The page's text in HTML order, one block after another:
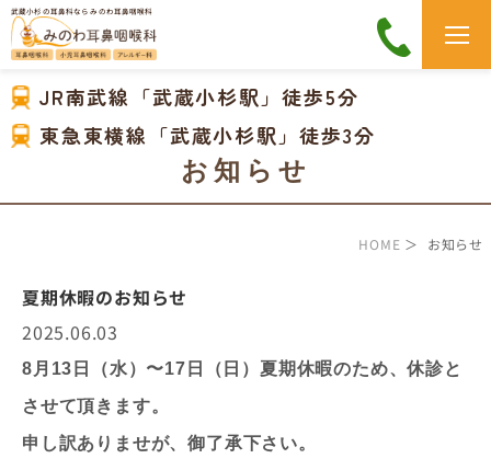
武蔵小杉の耳鼻科なら みのわ耳鼻咽喉科
JR南武線「武蔵小杉駅」徒歩5分
東急東横線「武蔵小杉駅」徒歩3分
お知らせ
HOME ＞ お知らせ
夏期休暇のお知らせ
2025.06.03
8 月13日（水）〜17日（日）夏期休暇のため、休診と
させて頂きます。
申し訳ありませが、御了承下さい。